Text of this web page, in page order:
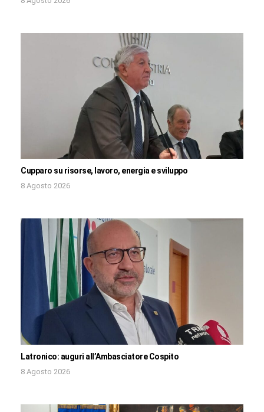
Cupparo su risorse, lavoro, energia e sviluppo
8 Agosto 2026
Latronico: auguri all’Ambasciatore Cospito
8 Agosto 2026